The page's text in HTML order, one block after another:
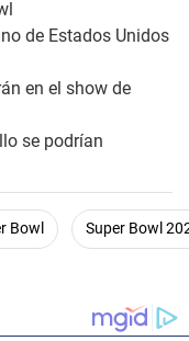
de Estados Unidos
en el show de
se podrían
Bowl Super Bowl